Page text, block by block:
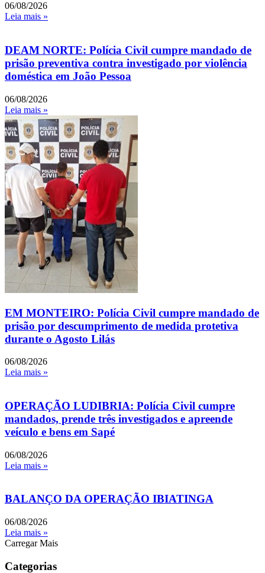
06/08/2026
Leia mais »
DEAM NORTE: Polícia Civil cumpre mandado de
prisão preventiva contra investigado por violência
doméstica em João Pessoa
06/08/2026
Leia mais »
EM MONTEIRO: Polícia Civil cumpre mandado de
prisão por descumprimento de medida protetiva
durante o Agosto Lilás
06/08/2026
Leia mais »
OPERAÇÃO LUDIBRIA: Polícia Civil cumpre
mandados, prende três investigados e apreende
veículo e bens em Sapé
06/08/2026
Leia mais »
BALANÇO DA OPERAÇÃO IBIATINGA
06/08/2026
Leia mais »
Carregar Mais
Categorias